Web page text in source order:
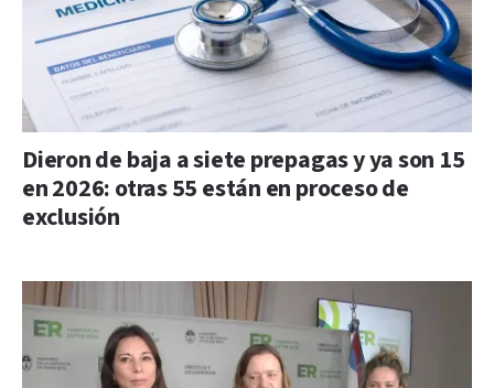
Dieron de baja a siete prepagas y ya son 15
en 2026: otras 55 están en proceso de
exclusión